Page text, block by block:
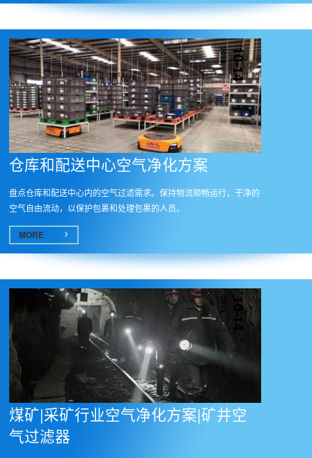
10-14
2019
仓库和配送中心空气净化方案
盘点仓库和配送中心内的空气过滤需求。保持物流顺畅运行，干净的
空气自由流动，以保护包裹和处理包裹的人员。
MORE
10-14
2019
煤矿|采矿行业空气净化方案|矿井空
气过滤器